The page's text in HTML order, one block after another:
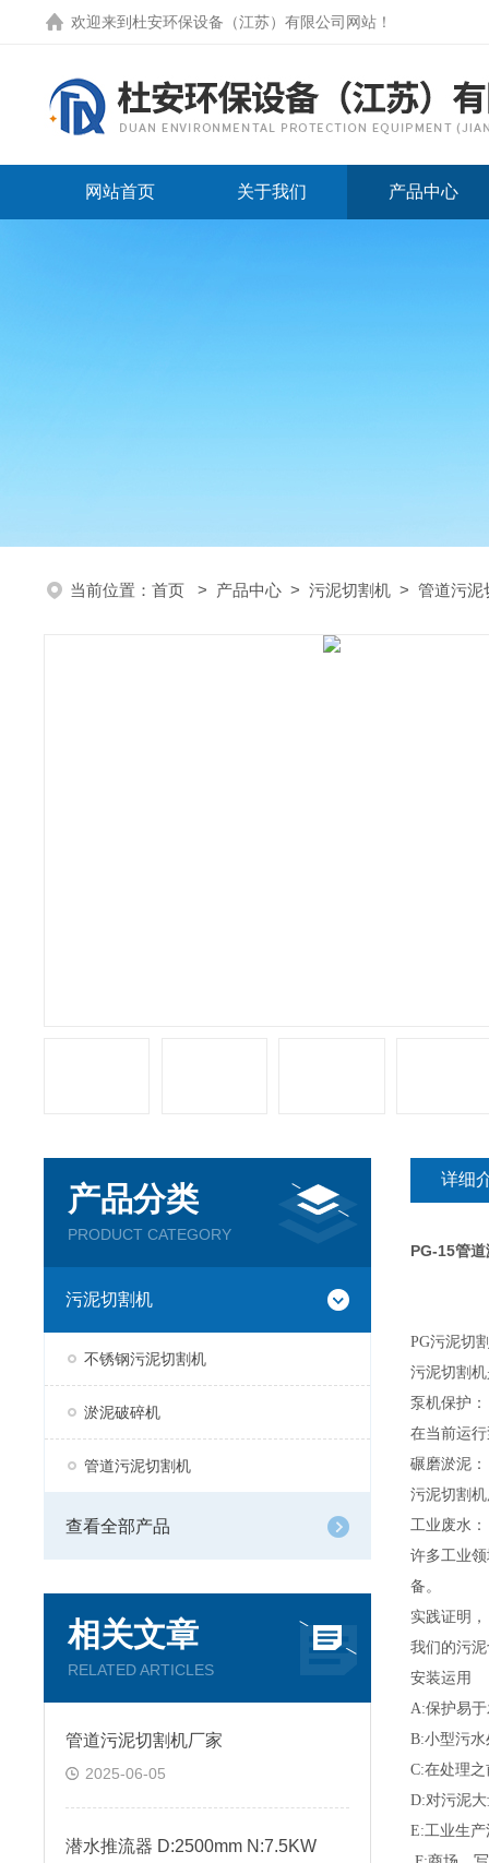
欢迎来到 杜安环保设备（江苏）有限公司网站 ！
网站首页 关于我们 产品中心
当前位置： 首页 > 产品中心 > 污泥切割机 > 管道污泥
产品分类
PRODUCT CATEGORY
污泥切割机
不锈钢污泥切割机
淤泥破碎机
管道污泥切割机
查看全部产品
相关文章
RELATED ARTICLES
管道污泥切割机厂家
2025-06-05
潜水推流器 D:2500mm N:7.5KW
详细
PG-15管
PG污泥切
污泥切割
泵机保护：
在当前运
碾磨淤泥：
污泥切割
工业废水：
许多工业
备。
实践证明，
我们的污
安装运用
A:保护易
B:小型污
C:在处理
D:对污泥
E:工业生